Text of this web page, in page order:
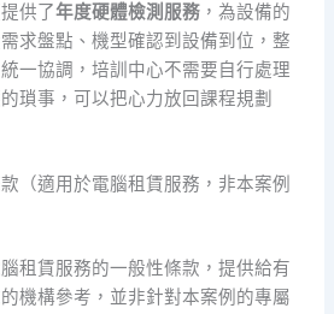
供了年度硬體檢測服務 ，為設備的
求盤點、機型確認到設備到位，整
一協調，培訓中心不需要自行處理
瑣事，可以把心力放回課程規劃
（適用於電腦租賃服務，非本案例
租賃服務的一般性條款，提供給有
機構參考，並非針對本案例的專屬